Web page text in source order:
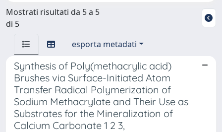
Mostrati risultati da 5 a 5
di 5
esporta metadati
Synthesis of Poly(methacrylic acid)
Brushes via Surface-Initiated Atom
Transfer Radical Polymerization of
Sodium Methacrylate and Their Use as
Substrates for the Mineralization of
Calcium Carbonate 1 2 3,